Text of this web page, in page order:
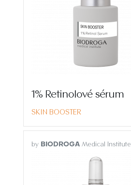
1% Retinolové sérum
SKIN BOOSTER
by BIODROGA Medical Institute